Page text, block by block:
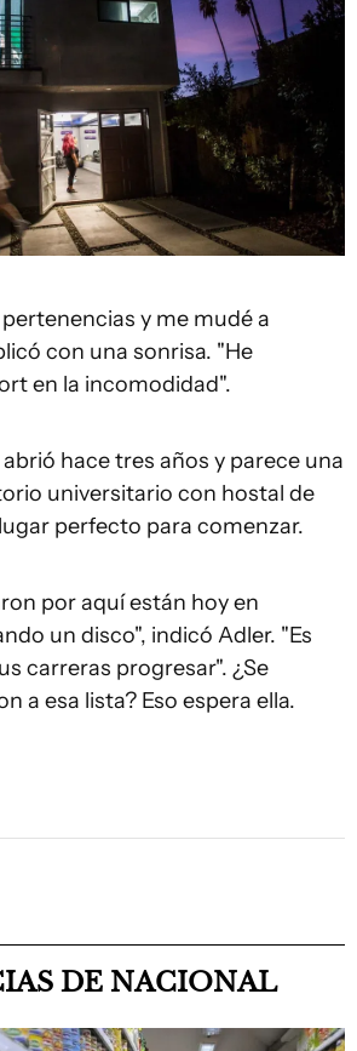
y me mudé a
con una sonrisa. "He
en la incomodidad".
abrió hace tres años y parece una
universitario con hostal de
perfecto para comenzar.
por aquí están hoy en
un disco", indicó Adler. "Es
carreras progresar". ¿Se
a esa lista? Eso espera ella.
DE NACIONAL